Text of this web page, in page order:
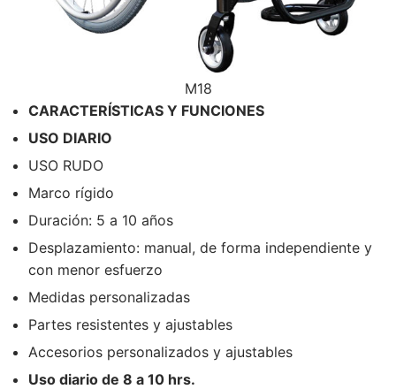
M18
CARACTERÍSTICAS Y FUNCIONES
USO DIARIO
USO RUDO
Marco rígido
Duración: 5 a 10 años
Desplazamiento: manual, de forma independiente y
con menor esfuerzo
Medidas personalizadas
Partes resistentes y ajustables
Accesorios personalizados y ajustables
Uso diario de 8 a 10 hrs.